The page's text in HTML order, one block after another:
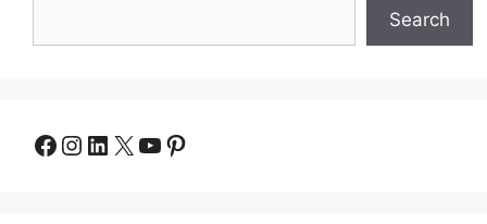
Search
Facebook
Instagram
LinkedIn
X YouTube
Pinterest